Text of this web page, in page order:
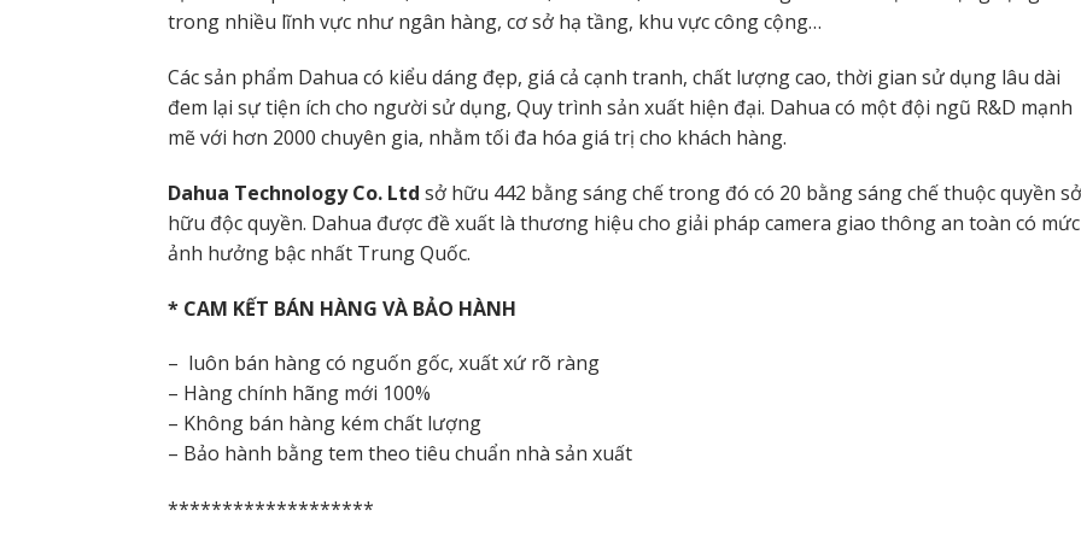
trong nhiều lĩnh vực như ngân hàng, cơ sở hạ tầng, khu vực công cộng…
Các sản phẩm Dahua có kiểu dáng đẹp, giá cả cạnh tranh, chất lượng cao, thời gian sử dụng lâu dài
đem lại sự tiện ích cho người sử dụng, Quy trình sản xuất hiện đại. Dahua có một đội ngũ R&D mạnh
mẽ với hơn 2000 chuyên gia, nhằm tối đa hóa giá trị cho khách hàng.
Dahua Technology Co. Ltd sở hữu 442 bằng sáng chế trong đó có 20 bằng sáng chế thuộc quyền sở
hữu độc quyền. Dahua được đề xuất là thương hiệu cho giải pháp camera giao thông an toàn có mức
ảnh hưởng bậc nhất Trung Quốc.
* CAM KẾT BÁN HÀNG VÀ BẢO HÀNH
– luôn bán hàng có nguốn gốc, xuất xứ rõ ràng
– Hàng chính hãng mới 100%
– Không bán hàng kém chất lượng
– Bảo hành bằng tem theo tiêu chuẩn nhà sản xuất
*******************